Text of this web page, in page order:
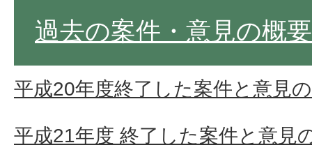
過去の案件・意見の概要
平成20年度終了した案件と意見
平成21年度 終了した案件と意見